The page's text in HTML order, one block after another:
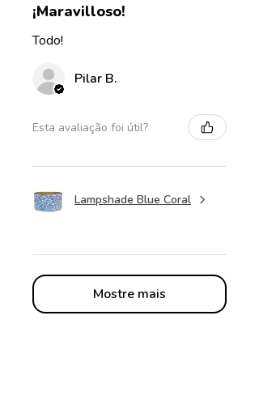
¡Maravilloso!
Todo!
Pilar B.
Esta avaliação foi útil?
Lampshade Blue Coral
Mostre mais